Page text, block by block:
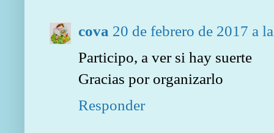
cova 20 de febrero de 2017 a
Participo, a ver si hay suerte
Gracias por organizarlo
Responder